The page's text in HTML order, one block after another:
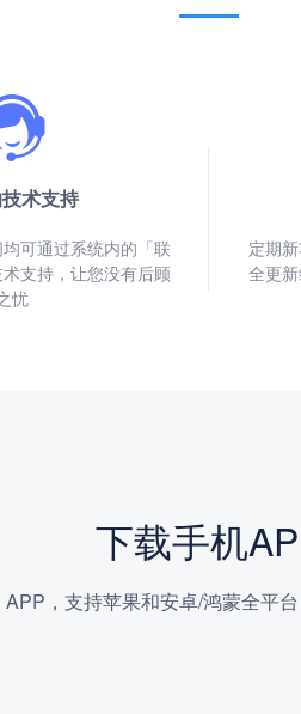
术支持
可通过系统内的「联
支持，让您没有后顾
忧
定期
全更
下载手机
APP，支持苹果和安卓/鸿蒙全平